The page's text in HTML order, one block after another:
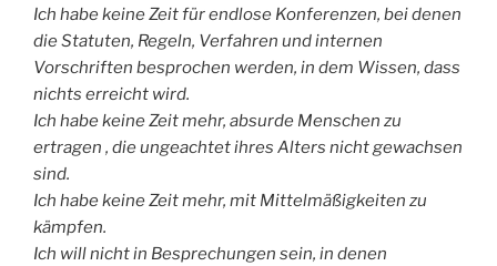
Ich habe keine Zeit für endlose Konferenzen, bei denen
die Statuten, Regeln, Verfahren und internen
Vorschriften besprochen werden, in dem Wissen, dass
nichts erreicht wird.
Ich habe keine Zeit mehr, absurde Menschen zu
ertragen , die ungeachtet ihres Alters nicht gewachsen
sind.
Ich habe keine Zeit mehr, mit Mittelmäßigkeiten zu
kämpfen.
Ich will nicht in Besprechungen sein, in denen